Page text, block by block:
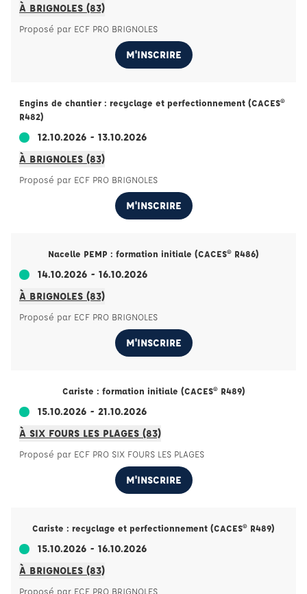
À BRIGNOLES (83)
Proposé par ECF PRO BRIGNOLES
M'INSCRIRE
Engins de chantier : recyclage et perfectionnement (CACES®
R482)
12.10.2026 - 13.10.2026
À BRIGNOLES (83)
Proposé par ECF PRO BRIGNOLES
M'INSCRIRE
Nacelle PEMP : formation initiale (CACES® R486)
14.10.2026 - 16.10.2026
À BRIGNOLES (83)
Proposé par ECF PRO BRIGNOLES
M'INSCRIRE
Cariste : formation initiale (CACES® R489)
15.10.2026 - 21.10.2026
À SIX FOURS LES PLAGES (83)
Proposé par ECF PRO SIX FOURS LES PLAGES
M'INSCRIRE
Cariste : recyclage et perfectionnement (CACES® R489)
15.10.2026 - 16.10.2026
À BRIGNOLES (83)
Proposé par ECF PRO BRIGNOLES